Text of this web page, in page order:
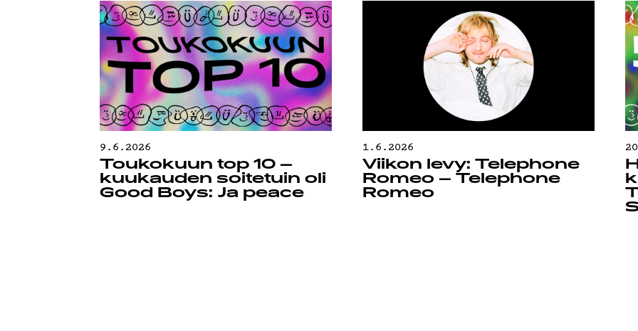
TIETOSUOJA
9.6.2026
Toukokuun top 10 –
kuukauden soitetuin oli
Good Boys: Ja peace
1.6.2026
Viikon levy: Telephone
Romeo – Telephone
Romeo